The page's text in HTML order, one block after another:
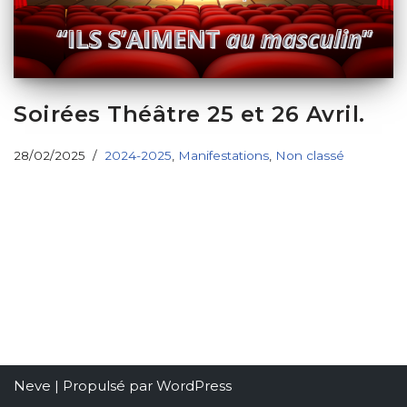
Soirées Théâtre 25 et 26 Avril.
28/02/2025 2024-2025 Manifestations Non classé
Neve | Propulsé par WordPress